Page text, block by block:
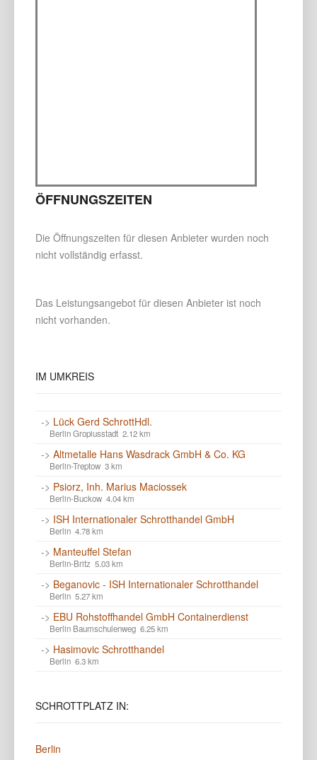
ÖFFNUNGSZEITEN
Die Öffnungszeiten für diesen Anbieter wurden noch
nicht vollständig erfasst.
Das Leistungsangebot für diesen Anbieter ist noch
nicht vorhanden.
IM UMKREIS
-> Lück Gerd SchrottHdl.
Berlin Gropiusstadt 2.12 km
-> Altmetalle Hans Wasdrack GmbH & Co. KG
Berlin-Treptow 3 km
-> Psiorz, Inh. Marius Maciossek
Berlin-Buckow 4.04 km
-> ISH Internationaler Schrotthandel GmbH
Berlin 4.78 km
-> Manteuffel Stefan
Berlin-Britz 5.03 km
-> Beganovic - ISH Internationaler Schrotthandel
Berlin 5.27 km
-> EBU Rohstoffhandel GmbH Containerdienst
Berlin Baumschulenweg 6.25 km
-> Hasimovic Schrotthandel
Berlin 6.3 km
SCHROTTPLATZ IN:
Berlin